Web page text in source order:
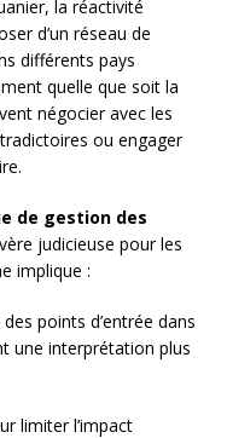
la réactivité
d’un réseau de
différents pays
quelle que soit la
négocier avec les
ou engager
de gestion des
judicieuse pour les
implique :
des points d’entrée dans
une interprétation plus
limiter l’impact